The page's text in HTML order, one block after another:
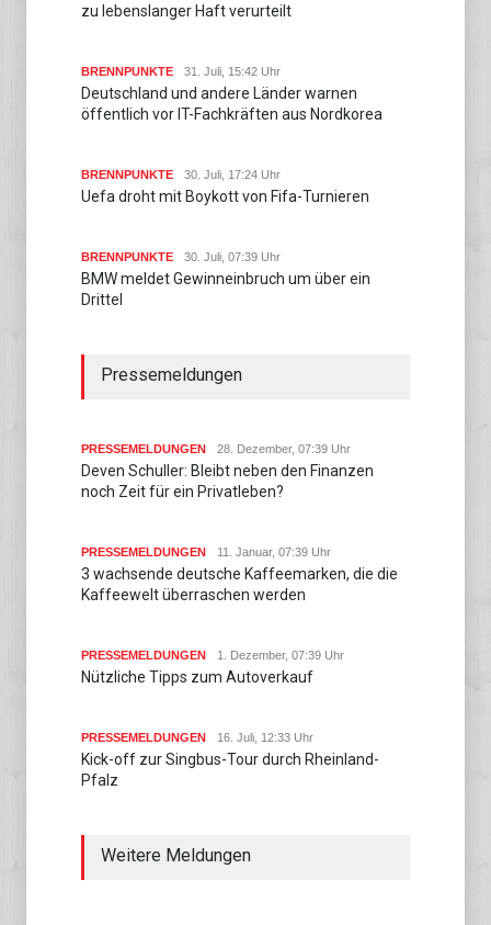
zu lebenslanger Haft verurteilt
BRENNPUNKTE 31. Juli, 15:42 Uhr
Deutschland und andere Länder warnen
öffentlich vor IT-Fachkräften aus Nordkorea
BRENNPUNKTE 30. Juli, 17:24 Uhr
Uefa droht mit Boykott von Fifa-Turnieren
BRENNPUNKTE 30. Juli, 07:39 Uhr
BMW meldet Gewinneinbruch um über ein
Drittel
Pressemeldungen
PRESSEMELDUNGEN 28. Dezember, 07:39 Uhr
Deven Schuller: Bleibt neben den Finanzen
noch Zeit für ein Privatleben?
PRESSEMELDUNGEN 11. Januar, 07:39 Uhr
3 wachsende deutsche Kaffeemarken, die die
Kaffeewelt überraschen werden
PRESSEMELDUNGEN 1. Dezember, 07:39 Uhr
Nützliche Tipps zum Autoverkauf
PRESSEMELDUNGEN 16. Juli, 12:33 Uhr
Kick-off zur Singbus-Tour durch Rheinland-
Pfalz
Weitere Meldungen